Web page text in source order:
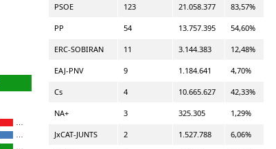
PSOE 123 21.058.377 83,57%
PP 54 13.757.395 54,60%
ERC-SOBIRAN 11 3.144.383 12,48%
EAJ-PNV 9 1.184.641 4,70%
Cs 4 10.665.627 42,33%
NA+ 3 325.305 1,29%
JxCAT-JUNTS 2 1.527.788 6,06%